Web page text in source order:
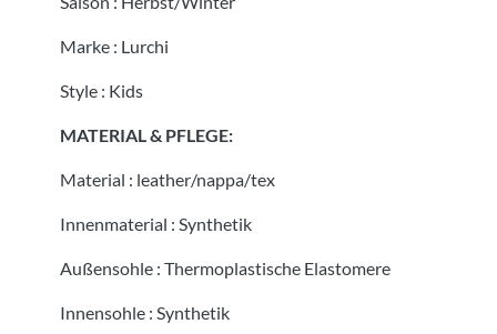
Marke : Lurchi
Style : Kids
MATERIAL & PFLEGE:
Material : leather/nappa/tex
Innenmaterial : Synthetik
Außensohle : Thermoplastische Elastomere
Innensohle : Synthetik